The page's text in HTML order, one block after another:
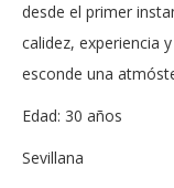
desde el primer
calidez, experiencia
esconde una
Edad: 30 años
Sevillana